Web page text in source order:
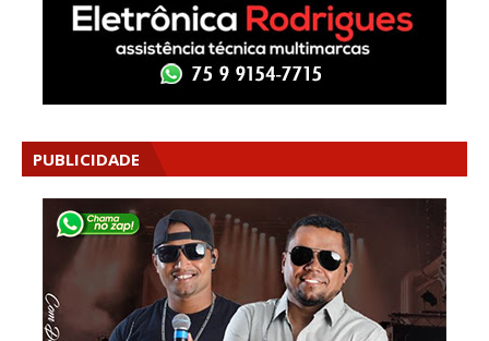
PUBLICIDADE